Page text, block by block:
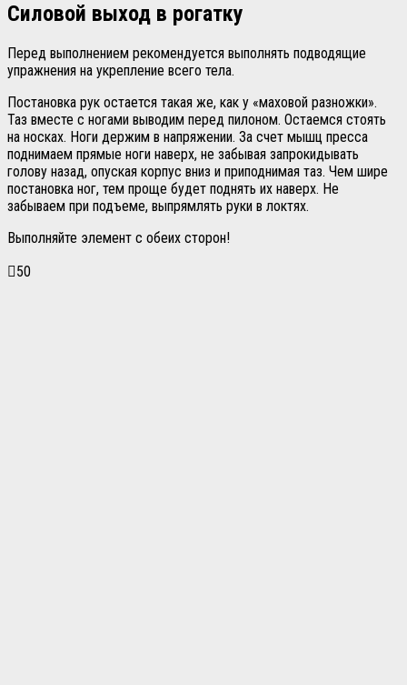
Силовой выход в рогатку
Перед выполнением рекомендуется выполнять подводящие
упражнения на укрепление всего тела.
Постановка рук остается такая же, как у «маховой разножки».
Таз вместе с ногами выводим перед пилоном. Остаемся стоять
на носках. Ноги держим в напряжении. За счет мышц пресса
поднимаем прямые ноги наверх, не забывая запрокидывать
голову назад, опуская корпус вниз и приподнимая таз. Чем шире
постановка ног, тем проще будет поднять их наверх. Не
забываем при подъеме, выпрямлять руки в локтях.
Выполняйте элемент с обеих сторон!
50